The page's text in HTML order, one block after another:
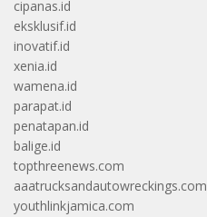
cipanas.id
eksklusif.id
inovatif.id
xenia.id
wamena.id
parapat.id
penatapan.id
balige.id
topthreenews.com
aaatrucksandautowreckings.com
youthlinkjamica.com